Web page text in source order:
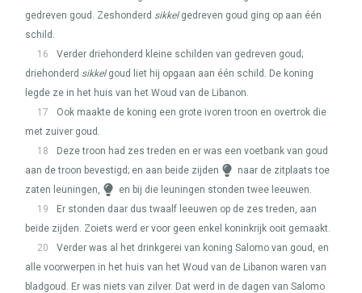
gedreven goud. Zeshonderd sikkelgedreven goud ging op aan één
schild.
16
Verder driehonderd kleine schilden van gedreven goud;
driehonderd sikkelgoud liet hij opgaan aan één schild. De koning
legde ze in het huis van het Woud van de Libanon.
17
Ook maakte de koning een grote ivoren troon en overtrok die
met zuiver goud.
18
Deze troon had zes treden en er was een voetbank van goud
aan de troon bevestigd; en aan beide zijden
naar de zitplaats toe
zaten leuningen,
en bij die leuningen stonden twee leeuwen.
19
Er stonden daar dus twaalf leeuwen op de zes treden, aan
beide zijden. Zoiets werd er voor geen enkel koninkrijk ooit gemaakt.
20
Verder was al het drinkgerei van koning Salomo van goud, en
alle voorwerpen in het huis van het Woud van de Libanon waren van
bladgoud. Er was niets van zilver. Dat werd in de dagen van Salomo